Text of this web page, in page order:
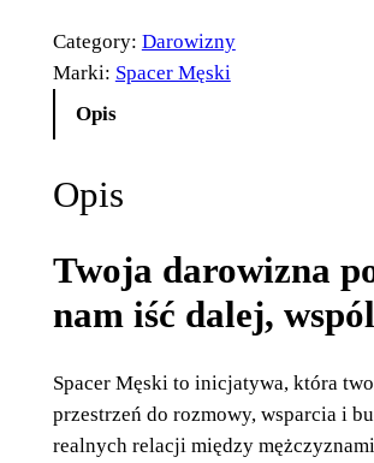
Category: Darowizny
Marki: Spacer Męski
Opis
Opis
Twoja darowizna
nam iść dalej,
Spacer Męski to inicjatywa, która
przestrzeń do rozmowy, wsparcia i
realnych relacji między